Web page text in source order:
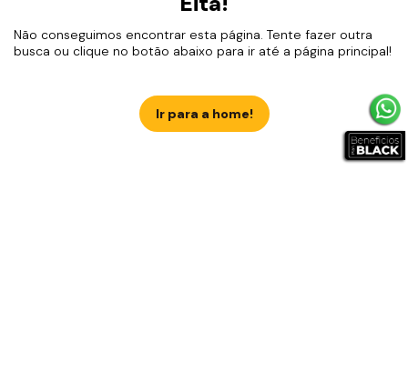
Não conseguimos encontrar esta página. Tente fazer outra
busca ou clique no botão abaixo para ir até a página principal!
Ir para a home!